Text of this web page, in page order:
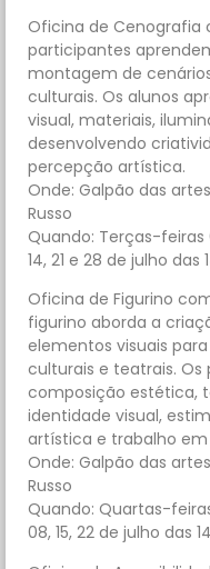
Oficina de Cenografia
participantes
montagem de
culturais. Os alunos
visual, materiais,
desenvolvendo
percepção artística.
Onde: Galpão das
Russo
Quando: Terças-feiras
14, 21 e 28 de julho das
Oficina de Figurino
figurino aborda a
elementos visuais
culturais e teatrais.
composição estética,
identidade visual,
artística e trabalho em
Onde: Galpão das
Russo
Quando: Quartas-feiras
08, 15, 22 de julho das